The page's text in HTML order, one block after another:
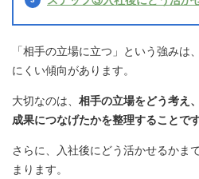
「相手の立場に立つ」という強みは
にくい傾向があります。
大切なのは、 相手の立場をどう考え
成果につなげたかを整理することで
さらに、入社後にどう活かせるかま
まります。